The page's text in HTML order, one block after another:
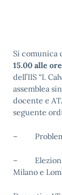
Si comunica
15.00 alle
dell’IIS “I.
assemblea
docente e
seguente
–
– Elezione
Milano e